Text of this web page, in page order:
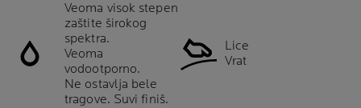
Veoma visok stepen
zaštite širokog
spektra.
Veoma
vodootporno.
Ne ostavlja bele
tragove. Suvi finiš.
Lice
Vrat